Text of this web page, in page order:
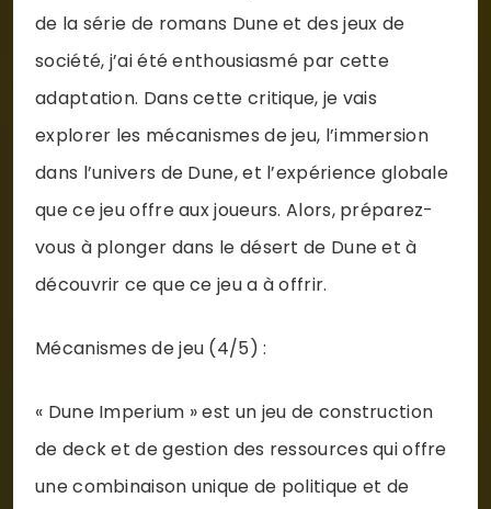
de la série de romans Dune et des jeux de
société, j’ai été enthousiasmé par cette
adaptation. Dans cette critique, je vais
explorer les mécanismes de jeu, l’immersion
dans l’univers de Dune, et l’expérience globale
que ce jeu offre aux joueurs. Alors, préparez-
vous à plonger dans le désert de Dune et à
découvrir ce que ce jeu a à offrir.
Mécanismes de jeu (4/5) :
« Dune Imperium » est un jeu de construction
de deck et de gestion des ressources qui offre
une combinaison unique de politique et de